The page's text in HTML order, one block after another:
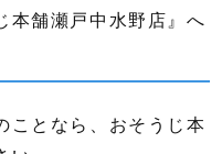
本舗瀬戸中水野店』へ
ことなら、おそうじ本